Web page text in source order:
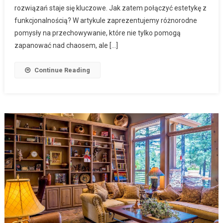
rozwiązań staje się kluczowe. Jak zatem połączyć estetykę z
funkcjonalnością? W artykule zaprezentujemy różnorodne
pomysły na przechowywanie, które nie tylko pomogą
zapanować nad chaosem, ale […]
Continue Reading